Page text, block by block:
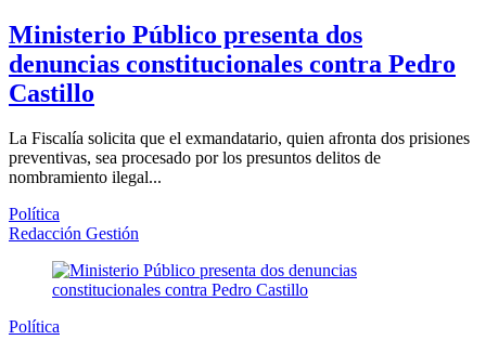
Ministerio Público presenta dos
denuncias constitucionales contra Pedro
Castillo
La Fiscalía solicita que el exmandatario, quien afronta dos prisiones
preventivas, sea procesado por los presuntos delitos de
nombramiento ilegal...
Política
Redacción Gestión
Política